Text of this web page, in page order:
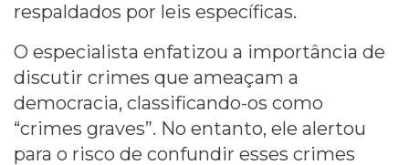
respaldados por leis específicas.
O especialista enfatizou a importância de
discutir crimes que ameaçam a
democracia, classificando-os como
“crimes graves”. No entanto, ele alertou
para o risco de confundir esses crimes